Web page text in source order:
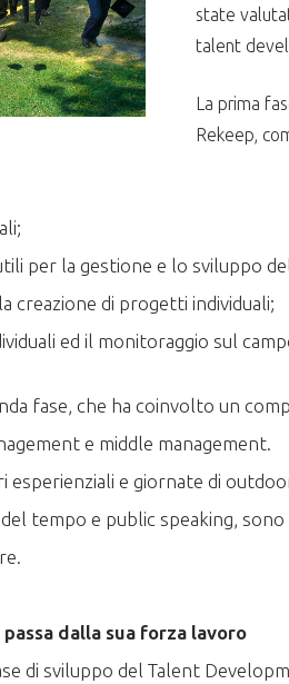
state
talent
La prima
Rekeep,
per la gestione e lo sviluppo
creazione di progetti individuali;
ed il monitoraggio sul
fase, che ha coinvolto un
e middle management.
e giornate di
tempo e public speaking,
dalla sua forza lavoro
di sviluppo del Talent